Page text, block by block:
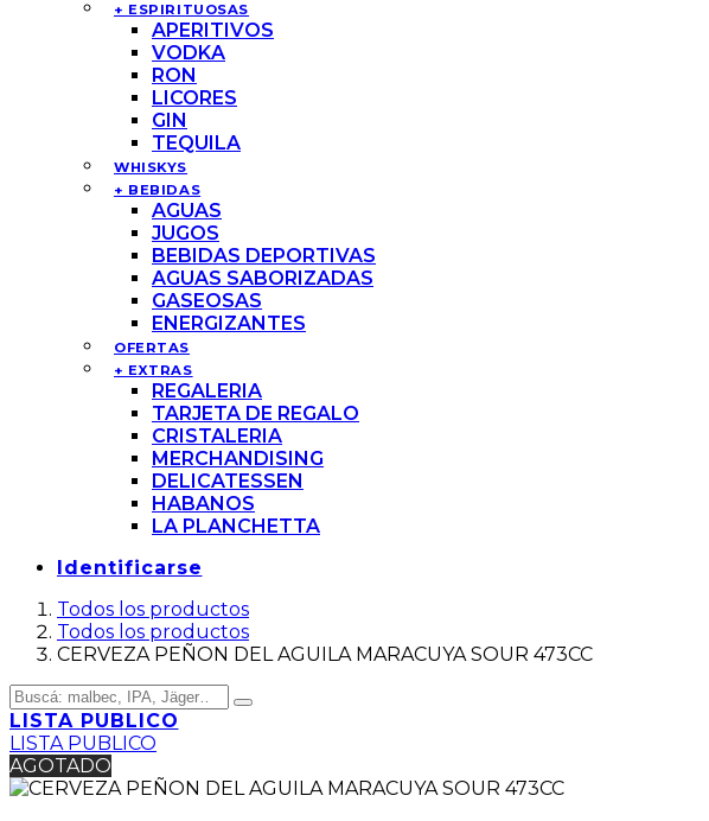
+ ESPIRITUOSAS
APERITIVOS
VODKA
RON
LICORES
GIN
TEQUILA
WHISKYS
+ BEBIDAS
AGUAS
JUGOS
BEBIDAS DEPORTIVAS
AGUAS SABORIZADAS
GASEOSAS
ENERGIZANTES
OFERTAS
+ EXTRAS
REGALERIA
TARJETA DE REGALO
CRISTALERIA
MERCHANDISING
DELICATESSEN
HABANOS
LA PLANCHETTA
Identificarse
Todos los productos
Todos los productos
CERVEZA PEÑON DEL AGUILA MARACUYA SOUR 473CC
LISTA PUBLICO
LISTA PUBLICO
AGOTADO